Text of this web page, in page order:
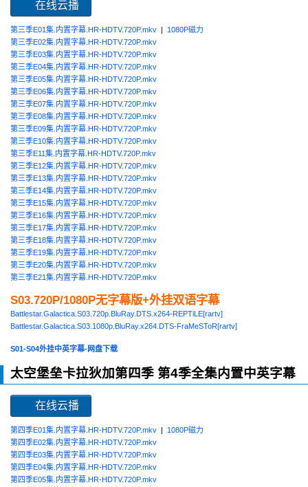
在线云播
第三季E01集.内置字幕.HR-HDTV.720P.mkv | 1080P磁力
第三季E02集.内置字幕.HR-HDTV.720P.mkv
第三季E03集.内置字幕.HR-HDTV.720P.mkv
第三季E04集.内置字幕.HR-HDTV.720P.mkv
第三季E05集.内置字幕.HR-HDTV.720P.mkv
第三季E06集.内置字幕.HR-HDTV.720P.mkv
第三季E07集.内置字幕.HR-HDTV.720P.mkv
第三季E08集.内置字幕.HR-HDTV.720P.mkv
第三季E09集.内置字幕.HR-HDTV.720P.mkv
第三季E10集.内置字幕.HR-HDTV.720P.mkv
第三季E11集.内置字幕.HR-HDTV.720P.mkv
第三季E12集.内置字幕.HR-HDTV.720P.mkv
第三季E13集.内置字幕.HR-HDTV.720P.mkv
第三季E14集.内置字幕.HR-HDTV.720P.mkv
第三季E15集.内置字幕.HR-HDTV.720P.mkv
第三季E16集.内置字幕.HR-HDTV.720P.mkv
第三季E17集.内置字幕.HR-HDTV.720P.mkv
第三季E18集.内置字幕.HR-HDTV.720P.mkv
第三季E19集.内置字幕.HR-HDTV.720P.mkv
第三季E20集.内置字幕.HR-HDTV.720P.mkv
第三季E21集.内置字幕.HR-HDTV.720P.mkv
S03.720P/1080P无字幕版+外挂双语字幕
Battlestar.Galactica.S03.720p.BluRay.DTS.x264-REPTiLE[rartv]
Battlestar.Galactica.S03.1080p.BluRay.x264.DTS-FraMeSToR[rartv]
S01-S04外挂中英字幕-网盘下载
太空堡垒卡拉狄加第四季 第4季全集内置中英字幕
在线云播
第四季E01集.内置字幕.HR-HDTV.720P.mkv | 1080P磁力
第四季E02集.内置字幕.HR-HDTV.720P.mkv
第四季E03集.内置字幕.HR-HDTV.720P.mkv
第四季E04集.内置字幕.HR-HDTV.720P.mkv
第四季E05集.内置字幕.HR-HDTV.720P.mkv